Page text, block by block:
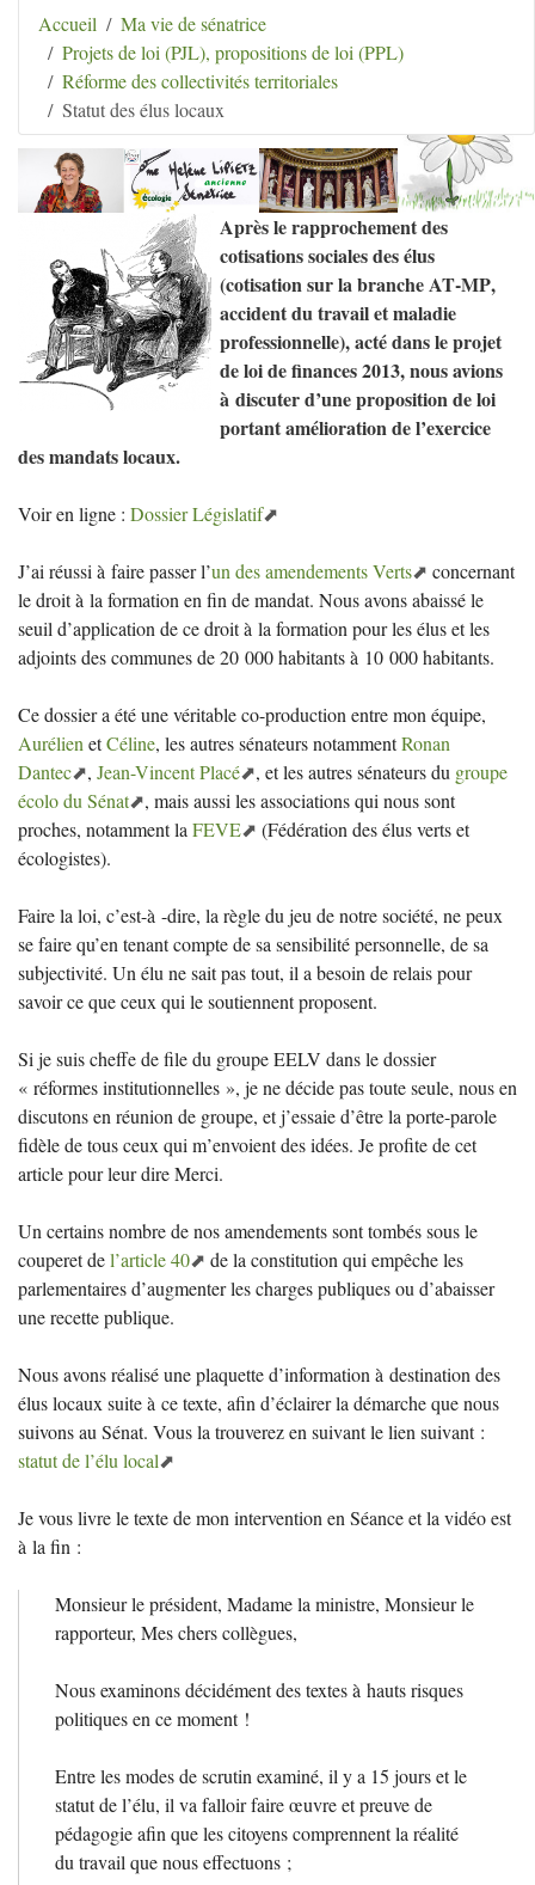
Aller au contenu Aller au menu
secondaire | Aller à la recherche
Hélène Lipietz
Ancienne Sénatrice de Seine-et-Marne
Accueil
Ma vie de sénatrice
Projets de loi (PJL), propositions de loi (PPL)
Réforme des collectivités territoriales
Statut des élus locaux
Après le rapprochement des
cotisations sociales des élus
(cotisation sur la brancheAT-MP,
accident du travail et maladie
professionnelle), acté dans le projet
de loi de finances 2013, nous avions
à discuter d’une proposition de loi
portant amélioration de l’exercice
des mandats locaux.
Voir en ligne : Dossier Législatif
J’ai réussi à faire passer l’un des amendements Verts
concernant
le droit à la formation en fin de mandat. Nous avons abaissé le
seuil d’application de ce droit à la formation pour les élus et les
adjoints des communes de 20 000 habitants à 10 000 habitants.
Ce dossier a été une véritable co-production entre mon équipe,
Aurélien etCéline, les autres sénateurs notammentRonan
Dantec
, Jean-Vincent Placé , et les autres sénateurs du groupe
écolo du Sénat
, mais aussi les associations qui nous sont
proches, notamment la FEVE
(Fédération des élus verts et
écologistes).
Faire la loi, c’est-à -dire, la règle du jeu de notre société, ne peux
se faire qu’en tenant compte de sa sensibilité personnelle, de sa
subjectivité. Un élu ne sait pas tout, il a besoin de relais pour
savoir ce que ceux qui le soutiennent proposent.
Si je suis cheffe de file du groupeEELV dans le dossier
« réformes institutionnelles », je ne décide pas toute seule, nous en
discutons en réunion de groupe, et j’essaie d’être la porte-parole
fidèle de tous ceux qui m’envoient des idées. Je profite de cet
article pour leur dire Merci.
Un certains nombre de nos amendements sont tombés sous le
couperet del’article 40
de la constitution qui empêche les
parlementaires d’augmenter les charges publiques ou d’abaisser
une recette publique.
Nous avons réalisé une plaquette d’information à destination des
élus locaux suite à ce texte, afin d’éclairer la démarche que nous
suivons au Sénat. Vous la trouverez en suivant le lien suivant :
statut de l’élu local
Je vous livre le texte de mon intervention en Séance et la vidéo est
à la fin :
Monsieur le président, Madame la ministre, Monsieur le
rapporteur, Mes chers collègues,
Nous examinons décidément des textes à hauts risques
politiques en ce moment !
Entre les modes de scrutin examiné, il y a 15 jours et le
statut de l’élu, il va falloir faire œuvre et preuve de
pédagogie afin que les citoyens comprennent la réalité
du travail que nous effectuons ;